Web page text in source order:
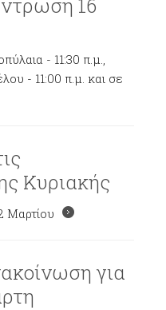
16
- 11:30 π.μ.,
- 11:00 π.μ. και σε
Κυριακής
Μαρτίου
για